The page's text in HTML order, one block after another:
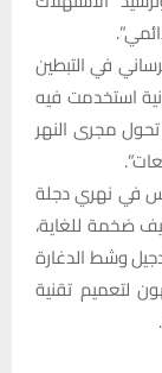
في التبطين
استخدمت فيه
تحول مجرى النهر
في نهري دجلة
ضخمة للغاية،
وشط الدغارة
لتعميم تقنية